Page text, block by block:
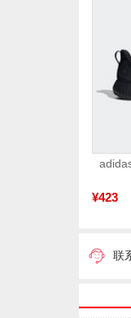
¥423
联